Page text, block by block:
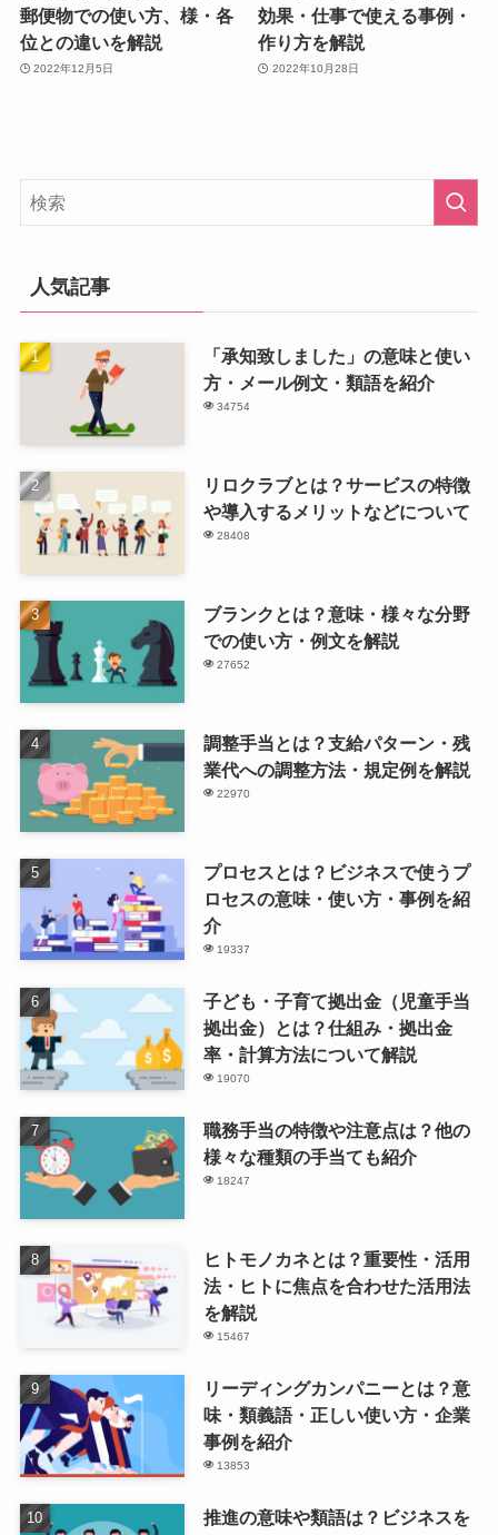
郵便物での使い方、様・各
位との違いを解説
2022年12月5日
効果・仕事で使える事例・
作り方を解説
2022年10月28日
人気記事
「承知致しました」の意味と使い
方・メール例文・類語を紹介
34754
リロクラブとは？サービスの特徴
や導入するメリットなどについて
28408
ブランクとは？意味・様々な分野
での使い方・例文を解説
27652
調整手当とは？支給パターン・残
業代への調整方法・規定例を解説
22970
プロセスとは？ビジネスで使うプ
ロセスの意味・使い方・事例を紹
介
19337
子ども・子育て拠出金（児童手当
拠出金）とは？仕組み・拠出金
率・計算方法について解説
19070
職務手当の特徴や注意点は？他の
様々な種類の手当ても紹介
18247
ヒトモノカネとは？重要性・活用
法・ヒトに焦点を合わせた活用法
を解説
15467
リーディングカンパニーとは？意
味・類義語・正しい使い方・企業
事例を紹介
13853
推進の意味や類語は？ビジネスを